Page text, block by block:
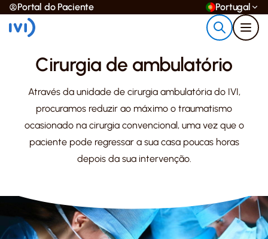
Portal do Paciente Portugal
Cirurgia de ambulatório
Através da unidade de cirurgia ambulatória do IVI,
procuramos reduzir ao máximo o traumatismo
ocasionado na cirurgia convencional, uma vez que o
paciente pode regressar a sua casa poucas horas
depois da sua intervenção.